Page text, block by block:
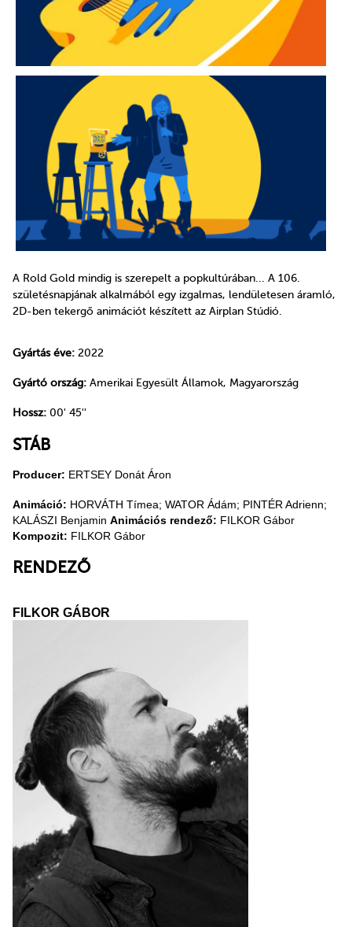
A Rold Gold mindig is szerepelt a popkultúrában... A 106.
születésnapjának alkalmából egy izgalmas, lendületesen áramló,
2D-ben tekergő animációt készített az Airplan Stúdió.
Gyártás éve: 2022
Gyártó ország: Amerikai Egyesült Államok, Magyarország
Hossz: 00' 45''
STÁB
Producer: ERTSEY Donát Áron
Animáció: HORVÁTH Tímea; WATOR Ádám; PINTÉR Adrienn;
KALÁSZI Benjamin Animációs rendező: FILKOR Gábor
Kompozit: FILKOR Gábor
RENDEZŐ
FILKOR GÁBOR